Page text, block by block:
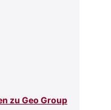
zu Geo Group